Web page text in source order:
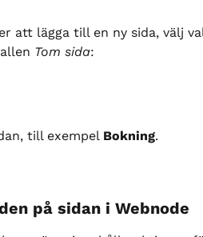
att lägga till en ny sida, välj
Tom sida:
till exempel Bokning.
på sidan i Webnode